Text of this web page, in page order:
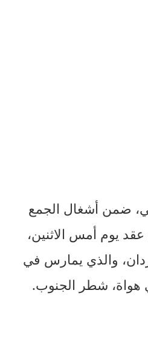
ضمن أشغال الجمع
عقد يوم أمس الاثنين،
والذي يمارس في
هواة، شطر الجنوب.